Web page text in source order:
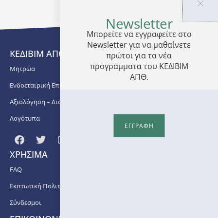
Κριτική
Έκδοση
Κειμένων.
Ακαδημαϊκή
Παρασκευή
ΚΕΔΙΒΙΜ ΑΠΘ
Μητρώα
Ενδοεταιρική Επιμόρφωση
Αξιολόγηση – Διασφάλιση Ποιότητας
Λογότυπα
ΧΡΗΣΙΜΑ
FAQ
Εκπτωτική Πολιτική
Σύνδεσμοι
Newsletter
Μπορείτε να εγγραφείτε στο
Newsletter για να μαθαίνετε
πρώτοι για τα νέα
προγράμματα του ΚΕΔΙΒΙΜ
ΑΠΘ.
ΕΓΓΡΑΦΗ